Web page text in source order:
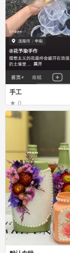
手工
0
花虞
手工